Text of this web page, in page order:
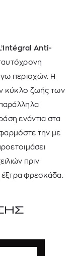
Anti-
περιοχών. Η
κύκλο ζωής των
ενάντια στα
την με
πριν
φρεσκάδα.